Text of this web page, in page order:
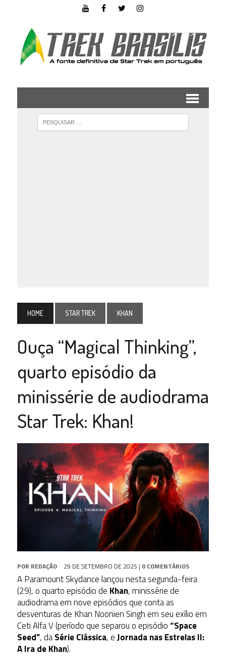
HOME STAR TREK KHAN
Ouça “Magical Thinking”,
quarto episódio da
minissérie de audiodrama
Star Trek: Khan!
POR REDAÇÃO 29 DE SETEMBRO DE 2025 | 0 COMENTÁRIOS
A Paramount Skydance lançou nesta segunda-feira
(29), o quarto episódio de Khan, minissérie de
audiodrama em nove episódios que conta as
desventuras de Khan Noonien Singh em seu exílio em
Ceti Alfa V (período que separou o episódio“Space
Seed”, daSérie Clássica, eJornada nas Estrelas II:
A Ira de Khan).